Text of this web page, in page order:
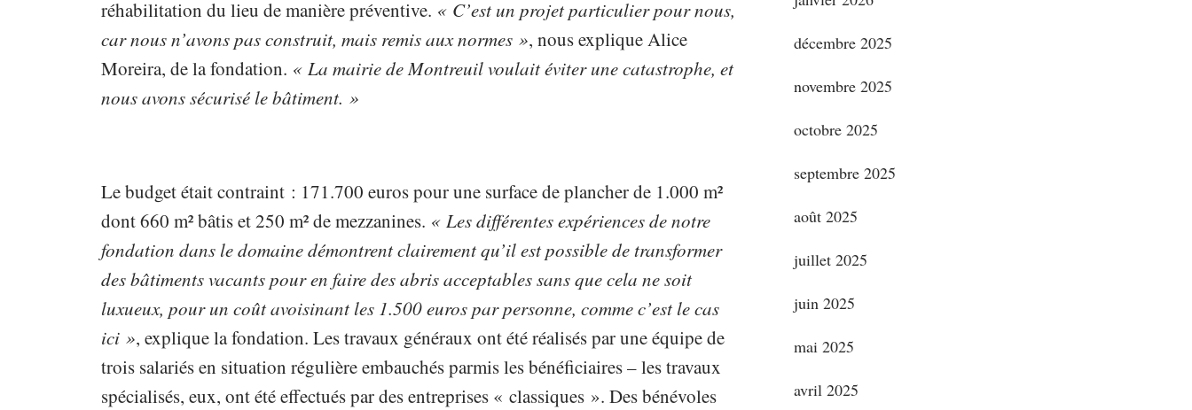
réhabilitation du lieu de manière préventive. « C’est un projet particulier pour nous,
car nous n’avons pas construit, mais remis aux normes », nous explique Alice
Moreira, de la fondation. « La mairie de Montreuil voulait éviter une catastrophe, et
nous avons sécurisé le bâtiment. »
Le budget était contraint : 171.700 euros pour une surface de plancher de 1.000 m²
dont 660 m² bâtis et 250 m² de mezzanines. « Les différentes expériences de notre
fondation dans le domaine démontrent clairement qu’il est possible de transformer
des bâtiments vacants pour en faire des abris acceptables sans que cela ne soit
luxueux, pour un coût avoisinant les 1.500 euros par personne, comme c’est le cas
ici », explique la fondation. Les travaux généraux ont été réalisés par une équipe de
trois salariés en situation régulière embauchés parmis les bénéficiaires – les travaux
spécialisés, eux, ont été effectués par des entreprises « classiques ». Des bénévoles
décembre 2025
novembre 2025
octobre 2025
septembre 2025
août 2025
juillet 2025
juin 2025
mai 2025
avril 2025